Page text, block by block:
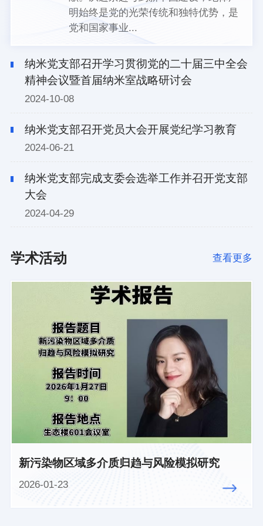
明始终是党的光荣传统和独特优势，是
党和国家事业...
纳米党支部召开学习贯彻党的二十届三中全会
精神会议暨首届纳米室战略研讨会
2024-10-08
纳米党支部召开党员大会开展党纪学习教育
2024-06-21
纳米党支部完成支委会选举工作并召开党支部
大会
2024-04-29
学术活动 查看更多
新污染物区域多介质归趋与风险模拟研究
2026-01-23